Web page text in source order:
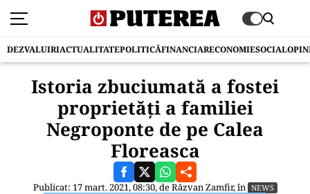
DEZVALUIRIACTUALITATEPOLITICĂFINANCIARECONOMIESOCIAL
Istoria zbuciumată a fostei
proprietăți a familiei
Negroponte de pe Calea
Floreasca
Publicat: 17 mart. 2021, 08:30, deRăzvan Zamfir, în NEWS